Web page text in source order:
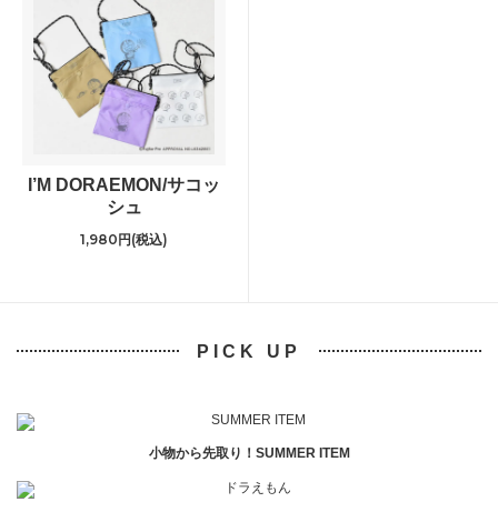
I’M DORAEMON/サコッ
シュ
1,980円(税込)
PICK UP
小物から先取り！SUMMER ITEM